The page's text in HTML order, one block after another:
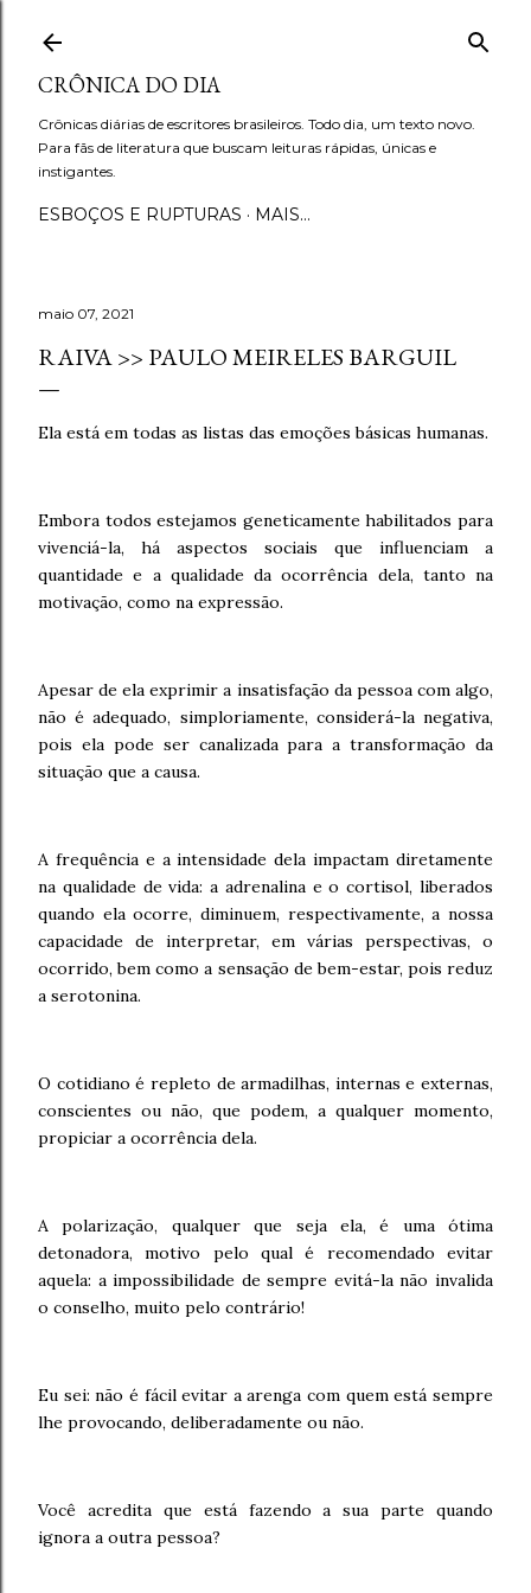
CRÔNICA DO DIA
Crônicas diárias de escritores brasileiros. Todo dia, um texto novo.
Para fãs de literatura que buscam leituras rápidas, únicas e
instigantes.
ESBOÇOS E RUPTURAS MAIS…
maio 07, 2021
RAIVA >> PAULO MEIRELES BARGUIL
Ela está em todas as listas das emoções básicas humanas.
Embora todos estejamos geneticamente habilitados para
vivenciá-la, há aspectos sociais que influenciam a
quantidade e a qualidade da ocorrência dela, tanto na
motivação, como na expressão.
Apesar de ela exprimir a insatisfação da pessoa com algo,
não é adequado, simploriamente, considerá-la negativa,
pois ela pode ser canalizada para a transformação da
situação que a causa.
A frequência e a intensidade dela impactam diretamente
na qualidade de vida: a adrenalina e o cortisol, liberados
quando ela ocorre, diminuem, respectivamente, a nossa
capacidade de interpretar, em várias perspectivas, o
ocorrido, bem como a sensação de bem-estar, pois reduz
a serotonina.
O cotidiano é repleto de armadilhas, internas e externas,
conscientes ou não, que podem, a qualquer momento,
propiciar a ocorrência dela.
A polarização, qualquer que seja ela, é uma ótima
detonadora, motivo pelo qual é recomendado evitar
aquela: a impossibilidade de sempre evitá-la não invalida
o conselho, muito pelo contrário!
Eu sei: não é fácil evitar a arenga com quem está sempre
lhe provocando, deliberadamente ou não.
Você acredita que está fazendo a sua parte quando
ignora a outra pessoa?